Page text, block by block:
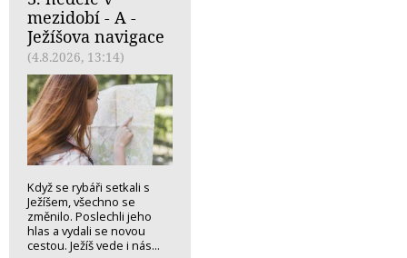
mezidobí - A -
Ježíšova navigace
(4.8.2026, 13:14)
Když se rybáři setkali s
Ježíšem, všechno se
změnilo. Poslechli jeho
hlas a vydali se novou
cestou. Ježíš vede i nás...